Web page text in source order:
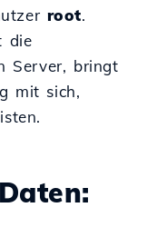
root.
die
Server, bringt
mit sich,